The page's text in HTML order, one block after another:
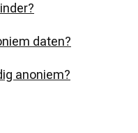
daten?
anoniem?